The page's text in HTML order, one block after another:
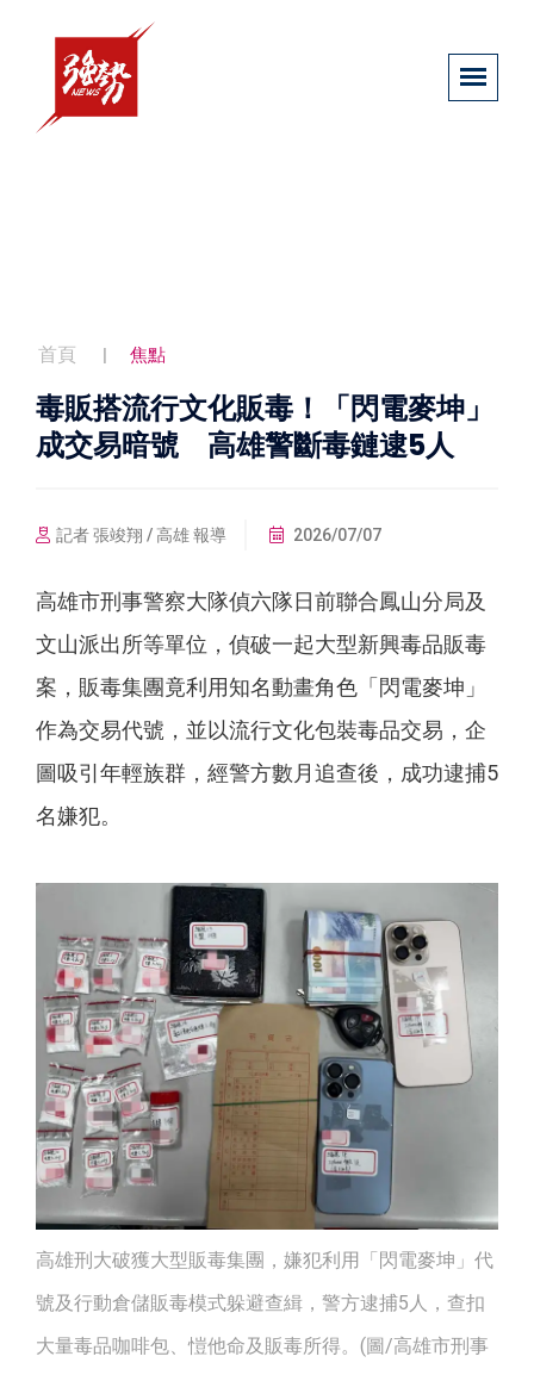
首頁 焦點
毒販搭流行文化販毒！「閃電麥坤」
成交易暗號 高雄警斷毒鏈逮5人
記者 張竣翔 / 高雄 報導 2026/07/07
高雄市刑事警察大隊偵六隊日前聯合鳳山分局及
文山派出所等單位，偵破一起大型新興毒品販毒
案，販毒集團竟利用知名動畫角色「閃電麥坤」
作為交易代號，並以流行文化包裝毒品交易，企
圖吸引年輕族群，經警方數月追查後，成功逮捕5
名嫌犯。
高雄刑大破獲大型販毒集團，嫌犯利用「閃電麥坤」代
號及行動倉儲販毒模式躲避查緝，警方逮捕5人，查扣
大量毒品咖啡包、愷他命及販毒所得。(圖/高雄市刑事